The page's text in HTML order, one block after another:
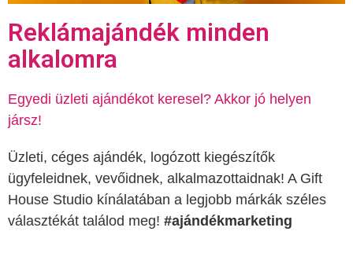
Reklámajándék minden
alkalomra
Egyedi üzleti ajándékot keresel? Akkor jó helyen
jársz!
Üzleti, céges ajándék, logózott kiegészítők
ügyfeleidnek, vevőidnek, alkalmazottaidnak! A Gift
House Studio kínálatában a legjobb márkák széles
választékát találod meg! #ajándékmarketing